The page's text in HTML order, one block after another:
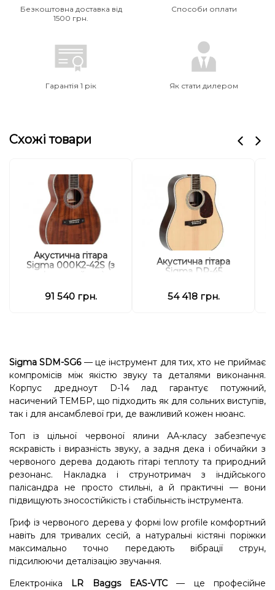
Безкоштовна доставка від
1500 грн.
Способи оплати
Гарантія 1 рік Як стати дилером
Схожі товари
Акустична гітара
Sigma 000K2-42S (з
91 540 грн.
Акустична гітара
Sigma DR-45
54 418 грн.
Sigma SDM-SG6 — це інструмент для тих, хто не приймає
компромісів між якістю звуку та деталями виконання.
Корпус дредноут D-14 лад гарантує потужний,
насичений ТЕМБР, що підходить як для сольних виступів,
так і для ансамблевої гри, де важливий кожен нюанс.
Топ із цільної червоної ялини АА-класу забезпечує
яскравість і виразність звуку, а задня дека і обичайки з
червоного дерева додають гітарі теплоту та природний
резонанс. Накладка і струнотримач з індійського
палісандра не просто стильні, а й практичні — вони
підвищують зносостійкість і стабільність інструмента.
Гриф із червоного дерева у формі low profile комфортний
навіть для тривалих сесій, а натуральні кістяні поріжки
максимально точно передають вібрації струн,
підсилюючи деталізацію звучання.
Електроніка LR Baggs EAS-VTC — це професійне